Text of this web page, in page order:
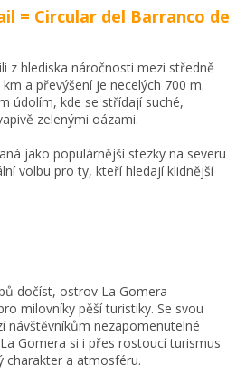
= Circular del Barranco de
z hlediska náročnosti mezi středně
a převýšení je necelých 700 m.
údolím, kde se střídají suché,
zelenými oázami.
jako populárnější stezky na severu
volbu pro ty, kteří hledají klidnější
dočíst, ostrov La Gomera
milovníky pěší turistiky. Se svou
návštěvníkům nezapomenutelné
Gomera si i přes rostoucí turismus
charakter a atmosféru.